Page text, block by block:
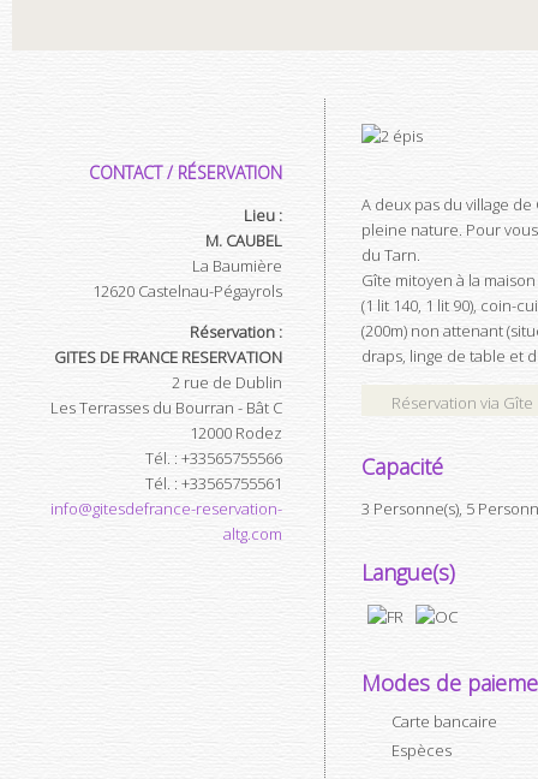
CONTACT / RÉSERVATION
Lieu :
M. CAUBEL
La Baumière
12620 Castelnau-Pégayrols
Réservation :
GITES DE FRANCE RESERVATION
2 rue de Dublin
Les Terrasses du Bourran - Bât C
12000 Rodez
Tél. : +33565755566
Tél. : +33565755561
info@gitesdefrance-reservation-
altg.com
A deux pas du village
pleine nature. Pour
du Tarn.
Gîte mitoyen à la
(1 lit 140, 1 lit 90), coin-
(200m) non attenant
draps, linge de table et
Réservation via
Capacité
3 Personne(s), 5
Langue(s)
Modes de
Carte bancaire
Espèces